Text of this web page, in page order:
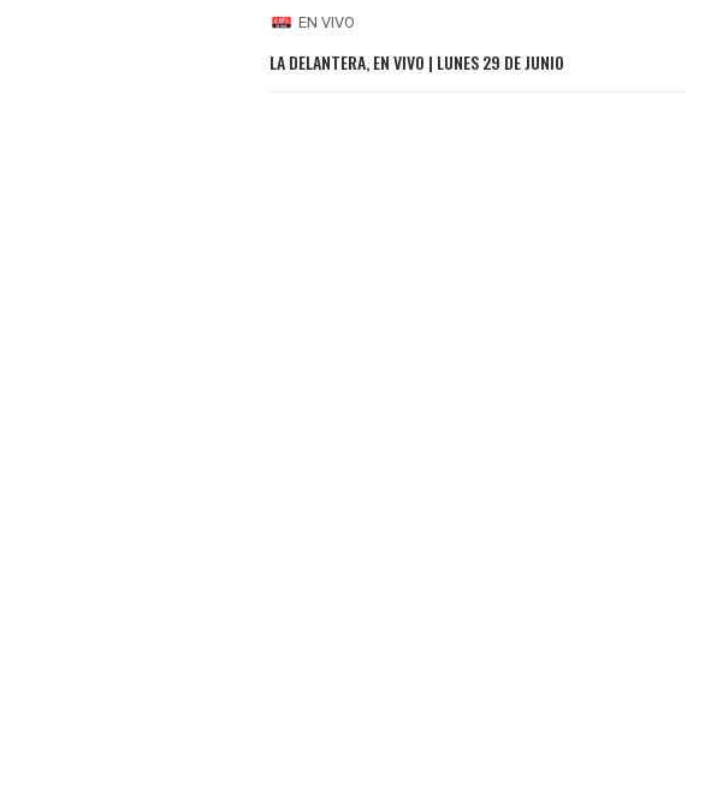
EN VIVO
LA DELANTERA, EN VIVO | LUNES 29 DE JUNIO